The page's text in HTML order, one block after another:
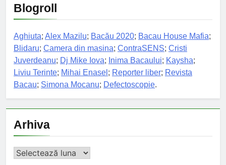
Blogroll
Aghiuta; Alex Mazilu; Bacău 2020; Bacau House Mafia;
Blidaru; Camera din masina; ContraSENS; Cristi
Juverdeanu; Dj Mike Iova; Inima Bacaului; Kaysha;
Liviu Terinte; Mihai Enasel ; Reporter liber; Revista
Bacau; Simona Mocanu; Defectoscopie.
Arhiva
Arhiva